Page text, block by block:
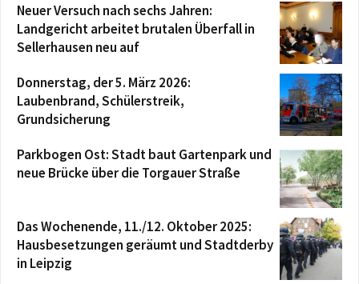
Neuer Versuch nach sechs Jahren:
Landgericht arbeitet brutalen Überfall in
Sellerhausen neu auf
Donnerstag, der 5. März 2026:
Laubenbrand, Schülerstreik,
Grundsicherung
Parkbogen Ost: Stadt baut Gartenpark und
neue Brücke über die Torgauer Straße
Das Wochenende, 11./12. Oktober 2025:
Hausbesetzungen geräumt und Stadtderby
in Leipzig